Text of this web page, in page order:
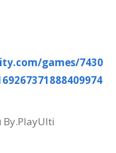
games/7430
By.PlayUlti